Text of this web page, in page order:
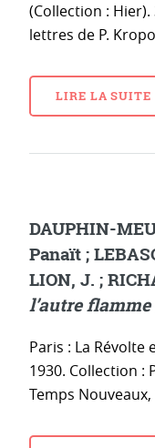
(Collection : Hier).
lettres de P.
LIRE LA SUITE
DAUPHIN-
Panaït ;
LION, J. ;
l’autre
Paris : La Révolte
1930. Collection :
Temps